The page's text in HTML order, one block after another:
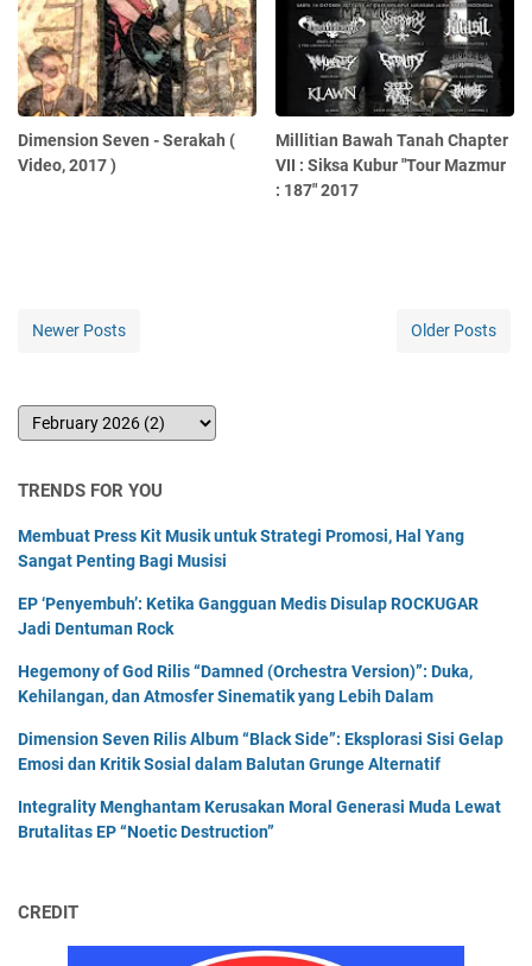
Dimension Seven - Serakah (
Video, 2017 )
Millitian Bawah Tanah Chapter
VII : Siksa Kubur "Tour Mazmur
: 187" 2017
Newer Posts Older Posts
TRENDS FOR YOU
Membuat Press Kit Musik untuk Strategi Promosi, Hal Yang
Sangat Penting Bagi Musisi
EP ‘Penyembuh’: Ketika Gangguan Medis Disulap ROCKUGAR
Jadi Dentuman Rock
Hegemony of God Rilis “Damned (Orchestra Version)”: Duka,
Kehilangan, dan Atmosfer Sinematik yang Lebih Dalam
Dimension Seven Rilis Album “Black Side”: Eksplorasi Sisi Gelap
Emosi dan Kritik Sosial dalam Balutan Grunge Alternatif
Integrality Menghantam Kerusakan Moral Generasi Muda Lewat
Brutalitas EP “Noetic Destruction”
CREDIT